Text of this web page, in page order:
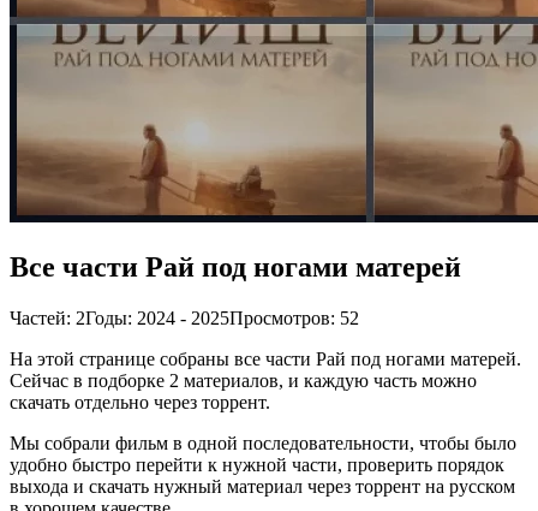
Все части Рай под ногами матерей
Частей: 2Годы: 2024 - 2025Просмотров: 52
На этой странице собраны все части Рай под ногами матерей.
Сейчас в подборке 2 материалов, и каждую часть можно
скачать отдельно через торрент.
Мы собрали фильм в одной последовательности, чтобы было
удобно быстро перейти к нужной части, проверить порядок
выхода и скачать нужный материал через торрент на русском